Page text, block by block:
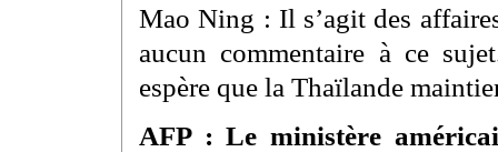
Mao Ning : Il s’agit des
aucun commentaire à ce
espère que la Thaïlande
AFP : Le ministère